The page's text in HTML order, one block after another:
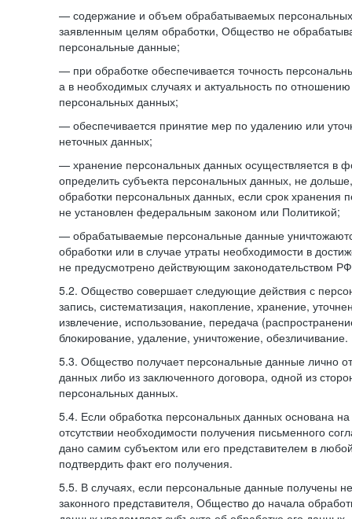
— содержание и объем обрабатываемых персональных
заявленным целям обработки, Общество не
персональные данные;
— при обработке обеспечивается точность
а в необходимых случаях и актуальность по
персональных данных;
— обеспечивается принятие мер по удалению или
неточных данных;
— хранение персональных данных осуществляется в
определить субъекта персональных данных, не
обработки персональных данных, если срок хранения
не установлен федеральным законом или Политикой;
— обрабатываемые персональные данные
обработки или в случае утраты необходимости в
не предусмотрено действующим законодательством
5.2. Общество совершает следующие действия с
запись, систематизация, накопление, хранение,
извлечение, использование, передача
блокирование, удаление, уничтожение, обезличивание.
5.3. Общество получает персональные данные лично
данных либо из заключенного договора, одной из
персональных данных.
5.4. Если обработка персональных данных основана на
отсутствии необходимости получения письменного
дано самим субъектом или его представителем в
подтвердить факт его получения.
5.5. В случаях, если персональные данные получены
законного представителя, Общество до начала